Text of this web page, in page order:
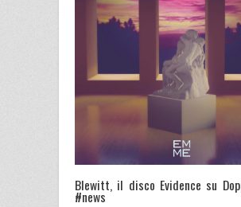
Blewitt, il disco Evidence su
#news